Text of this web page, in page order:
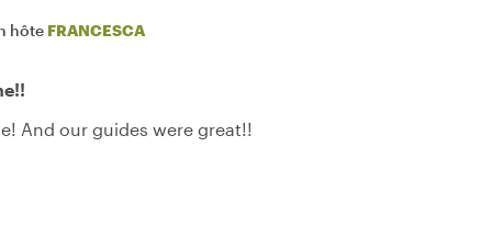
hôte FRANCESCA
And our guides were great!!